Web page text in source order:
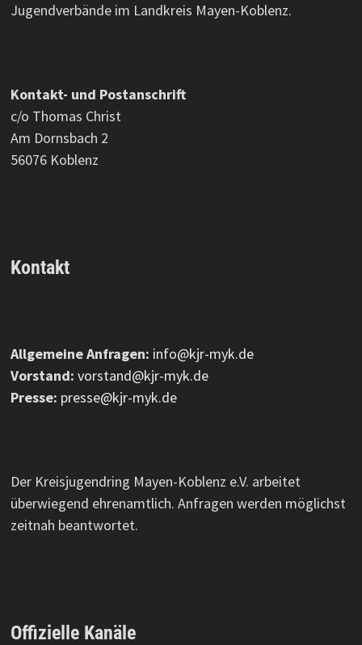
Jugendverbände im Landkreis Mayen-Koblenz.
Kontakt- und Postanschrift
c/o Thomas Christ
Am Dornsbach 2
56076 Koblenz
Kontakt
Allgemeine Anfragen: info@kjr-myk.de
Vorstand: vorstand@kjr-myk.de
Presse: presse@kjr-myk.de
Der Kreisjugendring Mayen-Koblenz e.V. arbeitet
überwiegend ehrenamtlich. Anfragen werden möglichst
zeitnah beantwortet.
Offizielle Kanäle